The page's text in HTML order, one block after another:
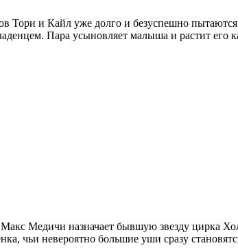
Тори и Кайл уже долго и безуспешно пытаются
Пара усыновляет малыша и растит его
Медичи назначает бывшую звезду цирка
чьи невероятно большие уши сразу